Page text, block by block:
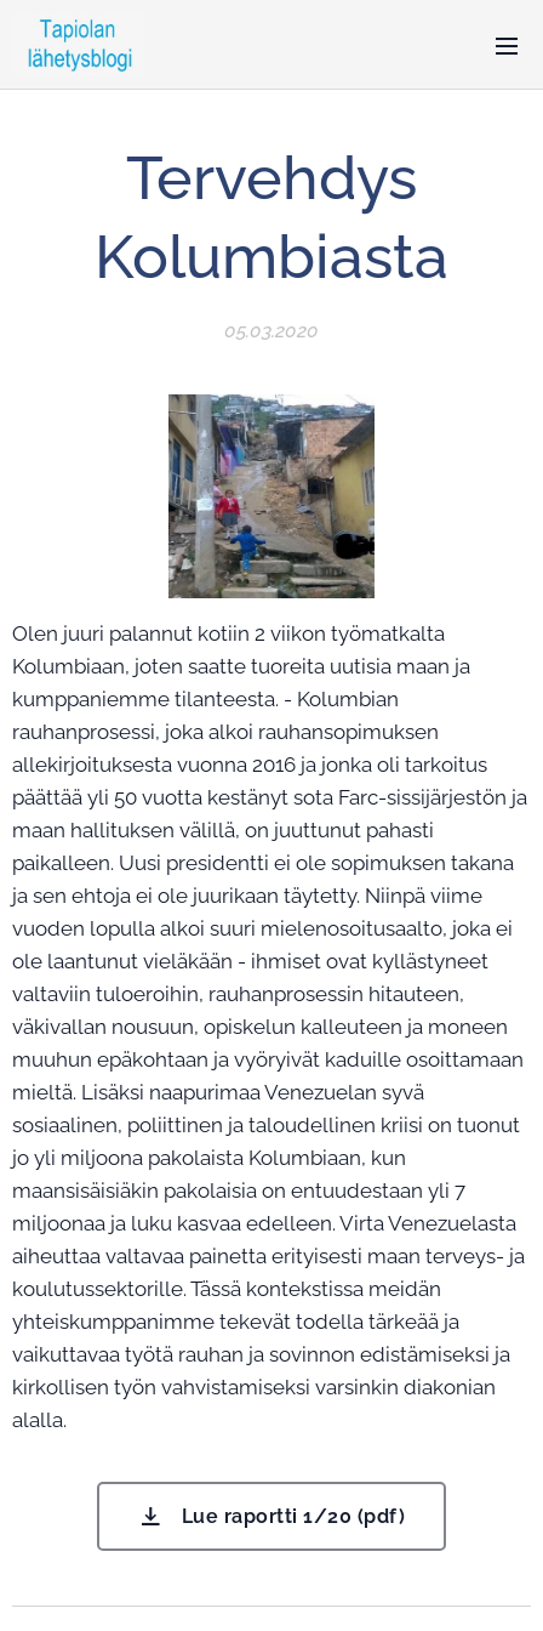
Tervehdys
Kolumbiasta
05.03.2020
Olen juuri palannut kotiin 2 viikon työmatkalta
Kolumbiaan, joten saatte tuoreita uutisia maan ja
kumppaniemme tilanteesta. - Kolumbian
rauhanprosessi, joka alkoi rauhansopimuksen
allekirjoituksesta vuonna 2016 ja jonka oli tarkoitus
päättää yli 50 vuotta kestänyt sota Farc-sissijärjestön ja
maan hallituksen välillä, on juuttunut pahasti
paikalleen. Uusi presidentti ei ole sopimuksen takana
ja sen ehtoja ei ole juurikaan täytetty. Niinpä viime
vuoden lopulla alkoi suuri mielenosoitusaalto, joka ei
ole laantunut vieläkään - ihmiset ovat kyllästyneet
valtaviin tuloeroihin, rauhanprosessin hitauteen,
väkivallan nousuun, opiskelun kalleuteen ja moneen
muuhun epäkohtaan ja vyöryivät kaduille osoittamaan
mieltä. Lisäksi naapurimaa Venezuelan syvä
sosiaalinen, poliittinen ja taloudellinen kriisi on tuonut
jo yli miljoona pakolaista Kolumbiaan, kun
maansisäisiäkin pakolaisia on entuudestaan yli 7
miljoonaa ja luku kasvaa edelleen. Virta Venezuelasta
aiheuttaa valtavaa painetta erityisesti maan terveys- ja
koulutussektorille. Tässä kontekstissa meidän
yhteiskumppanimme tekevät todella tärkeää ja
vaikuttavaa työtä rauhan ja sovinnon edistämiseksi ja
kirkollisen työn vahvistamiseksi varsinkin diakonian
alalla.
Lue raportti 1/20 (pdf)